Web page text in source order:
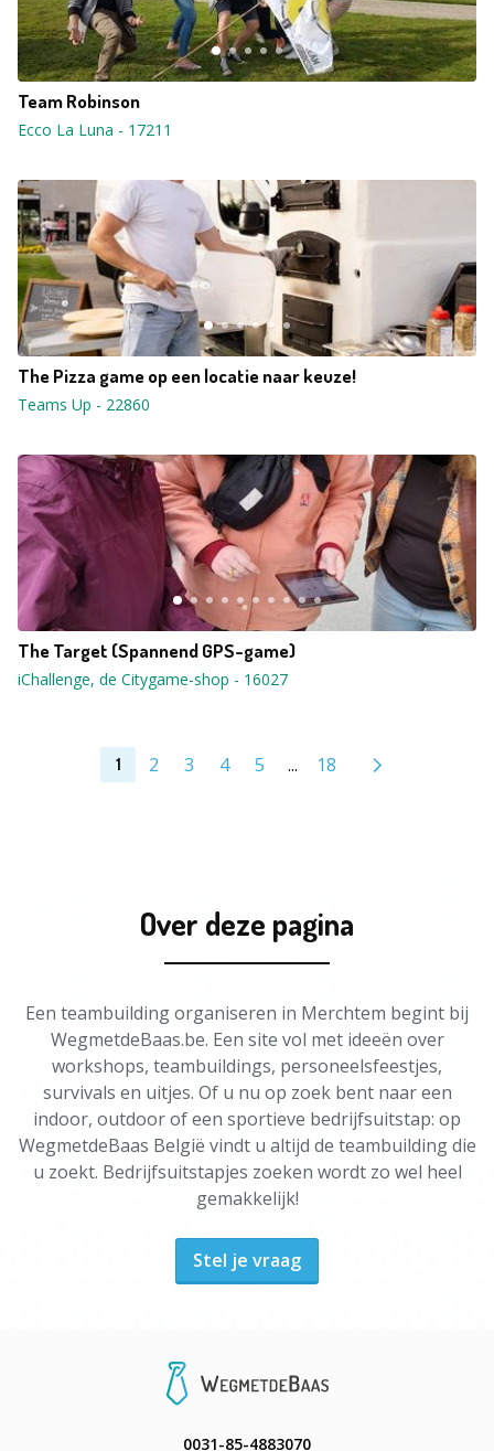
Team Robinson
Ecco La Luna - 17211
The Pizza game op een locatie naar keuze!
Teams Up - 22860
The Target (Spannend GPS-game)
iChallenge, de Citygame-shop - 16027
1 2 3 4 5 ... 18
Over deze pagina
Een teambuilding organiseren in Merchtem begint bij
WegmetdeBaas.be. Een site vol met ideeën over
workshops, teambuildings, personeelsfeestjes,
survivals en uitjes. Of u nu op zoek bent naar een
indoor, outdoor of een sportieve bedrijfsuitstap: op
WegmetdeBaas België vindt u altijd de teambuilding die
u zoekt. Bedrijfsuitstapjes zoeken wordt zo wel heel
gemakkelijk!
Stel je vraag
0031-85-4883070